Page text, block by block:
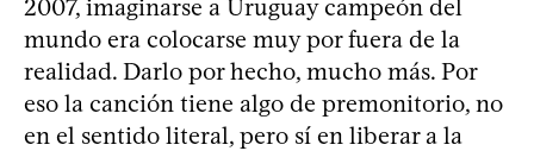
2007, imaginarse a Uruguay campeón del
mundo era colocarse muy por fuera de la
realidad. Darlo por hecho, mucho más. Por
eso la canción tiene algo de premonitorio, no
en el sentido literal, pero sí en liberar a la